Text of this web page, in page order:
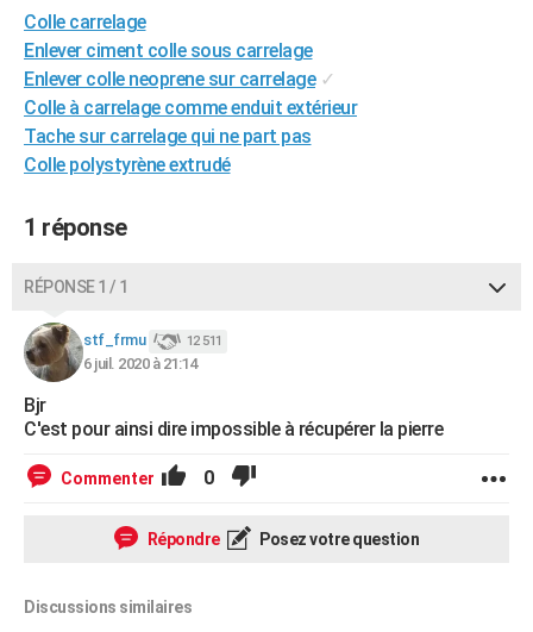
GUIDES D'ACHAT
BONS PLANS
CARTE DE VOEUX
Carte de Noël
Carte Bonne année
Carte Saint-Valentin
Carte Pâques
Carte d'anniversaire
DICTIONNAIRE
Dictionnaire
Biographies
Citations
Expressions
Proverbes
PROGRAMME TV
AVIS DE DÉCÈS
FORUM
Bricolage
Lifestyle
Culture
Sport
Auto
Television
Voyage
Cinema
Colle carrelage
Enlever ciment colle sous carrelage
Enlever colle neoprene sur carrelage ✓
Colle à carrelage comme enduit extérieur
Tache sur carrelage qui ne part pas
Colle polystyrène extrudé
1 réponse
RÉPONSE 1 / 1
stf_frmu 12 511
6 juil. 2020 à 21:14
Bjr
C'est pour ainsi dire impossible à récupérer la pierre
Commenter 0
Répondre Posez votre question
Discussions similaires